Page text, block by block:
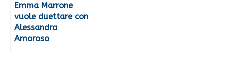
Emma Marrone
vuole duettare con
Alessandra
Amoroso